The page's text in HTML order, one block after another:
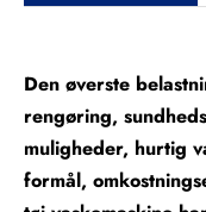
Den øverste
rengøring,
muligheder, hurtig
formål,